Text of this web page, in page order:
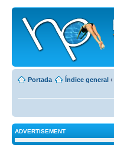
Portada Índice general ‹
ADVERTISEMENT